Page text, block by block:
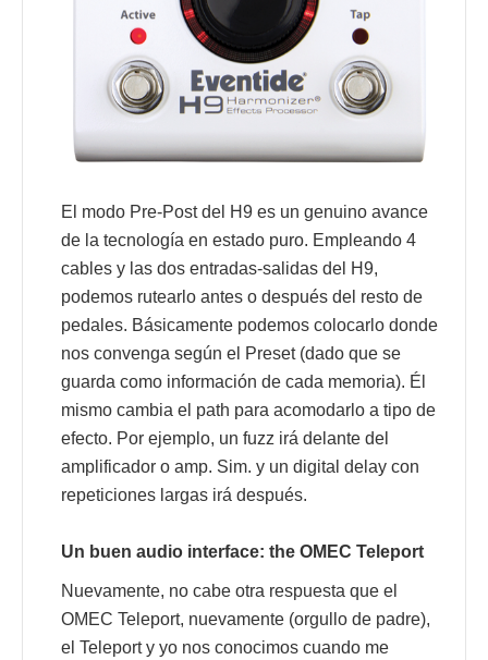
El modo Pre-Post del H9 es un genuino avance
de la tecnología en estado puro. Empleando 4
cables y las dos entradas-salidas del H9,
podemos rutearlo antes o después del resto de
pedales. Básicamente podemos colocarlo donde
nos convenga según el Preset (dado que se
guarda como información de cada memoria). Él
mismo cambia el path para acomodarlo a tipo de
efecto. Por ejemplo, un fuzz irá delante del
amplificador o amp. Sim. y un digital delay con
repeticiones largas irá después.
Un buen audio interface: the OMEC Teleport
Nuevamente, no cabe otra respuesta que el
OMEC Teleport, nuevamente (orgullo de padre),
el Teleport y yo nos conocimos cuando me